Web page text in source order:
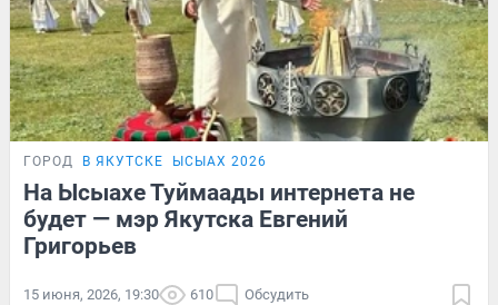
ГОРОД В ЯКУТСКЕ ЫСЫАХ 2026
На Ысыахе Туймаады интернета не
будет — мэр Якутска Евгений
Григорьев
15 июня, 2026, 19:30 610 Обсудить